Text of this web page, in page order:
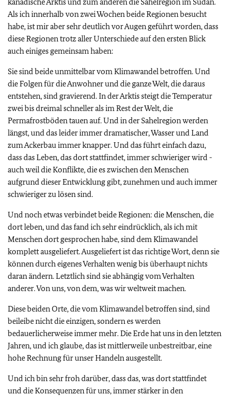
Als ich innerhalb von zwei Wochen beide Regionen besucht
habe, ist mir aber sehr deutlich vor Augen geführt worden, dass
diese Regionen trotz aller Unterschiede auf den ersten Blick
auch einiges gemeinsam haben:
Sie sind beide unmittelbar vom Klimawandel betroffen. Und
die Folgen für die Anwohner und die ganze Welt, die daraus
entstehen, sind gravierend. In der Arktis steigt die Temperatur
zwei bis dreimal schneller als im Rest der Welt, die
Permafrostböden tauen auf. Und in der Sahelregion werden
längst, und das leider immer dramatischer, Wasser und Land
zum Ackerbau immer knapper. Und das führt einfach dazu,
dass das Leben, das dort stattfindet, immer schwieriger wird -
auch weil die Konflikte, die es zwischen den Menschen
aufgrund dieser Entwicklung gibt, zunehmen und auch immer
schwieriger zu lösen sind.
Und noch etwas verbindet beide Regionen: die Menschen, die
dort leben, und das fand ich sehr eindrücklich, als ich mit
Menschen dort gesprochen habe, sind dem Klimawandel
komplett ausgeliefert. Ausgeliefert ist das richtige Wort, denn sie
können durch eigenes Verhalten wenig bis überhaupt nichts
daran ändern. Letztlich sind sie abhängig vom Verhalten
anderer. Von uns, von dem, was wir weltweit machen.
Diese beiden Orte, die vom Klimawandel betroffen sind, sind
beileibe nicht die einzigen, sondern es werden
bedauerlicherweise immer mehr. Die Erde hat uns in den letzten
Jahren, und ich glaube, das ist mittlerweile unbestreitbar, eine
hohe Rechnung für unser Handeln ausgestellt.
Und ich bin sehr froh darüber, dass das, was dort stattfindet
und die Konsequenzen für uns, immer stärker in den